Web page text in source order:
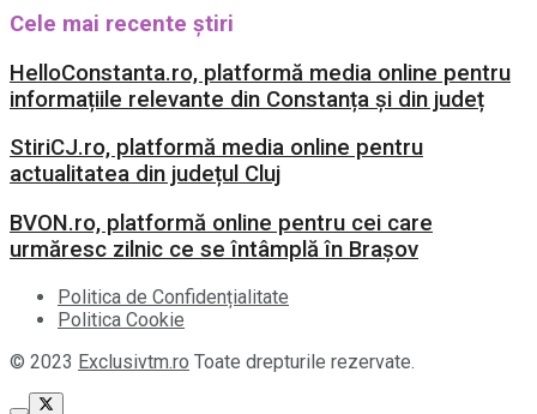
Cele mai recente știri
HelloConstanta.ro, platformă media online pentru
informațiile relevante din Constanța și din județ
StiriCJ.ro, platformă media online pentru
actualitatea din județul Cluj
BVON.ro, platformă online pentru cei care
urmăresc zilnic ce se întâmplă în Brașov
Politica de Confidențialitate
Politica Cookie
© 2023 Exclusivtm.ro Toate drepturile rezervate.